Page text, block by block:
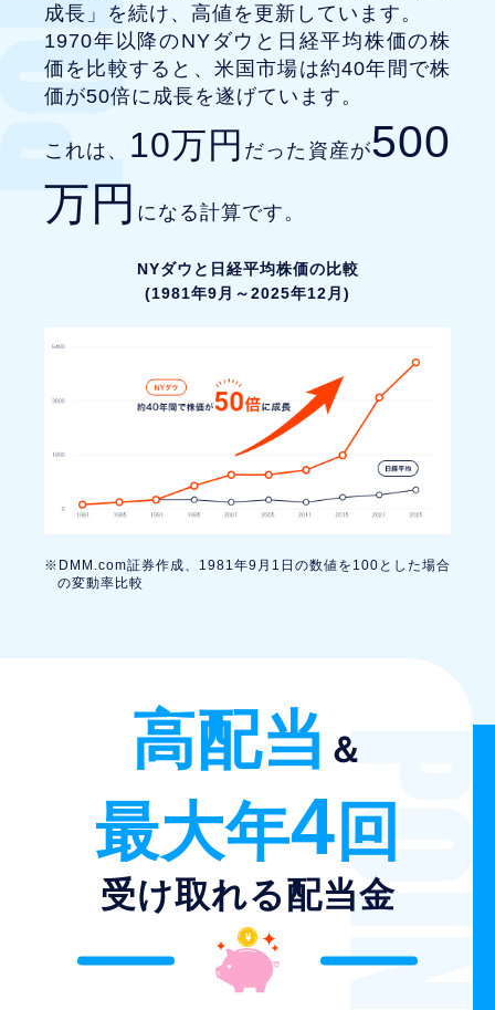
成長」を続け、高値を更新しています。
1970年以降のNYダウと日経平均株価の株
価を比較すると、米国市場は約40年間で株
価が50倍に成長を遂げています。
これは、 10万円 だった資産が500
万円 になる計算です。
NYダウと日経平均株価の比較
(1981年9月～2025年12月)
DMM.com証券作成、1981年9月1日の数値を100とした場合
の変動率比較
高配当 ＆
最大年4回
受け取れる配当金